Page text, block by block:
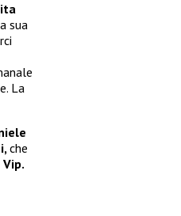
sua
La
che
Vip.